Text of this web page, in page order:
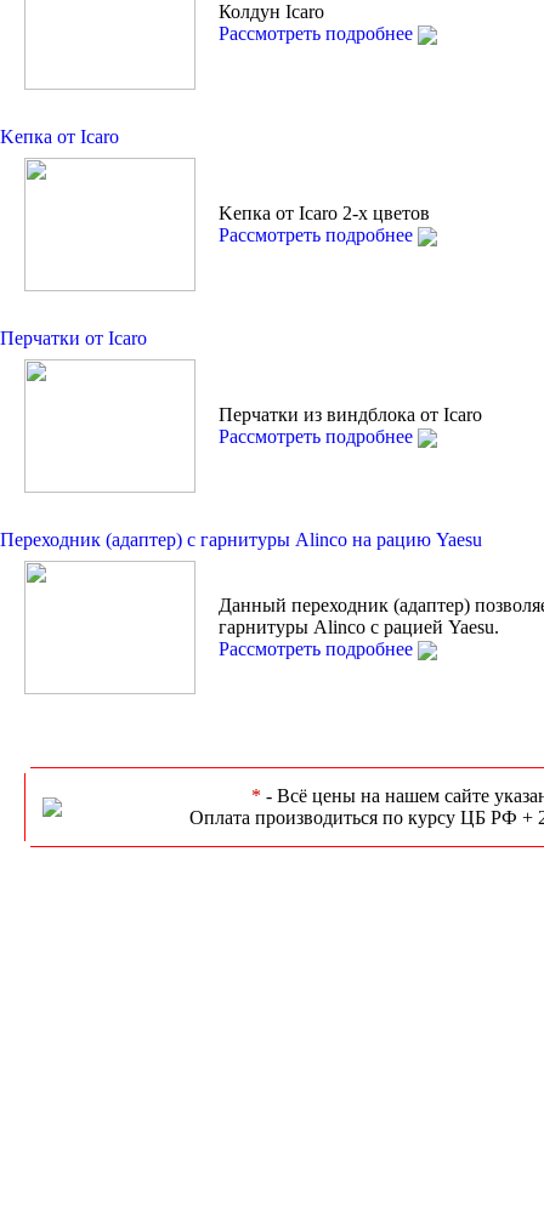
Колдун Icaro
Рассмотреть подробнее
Kепкa от Icaro
Kепкa от Icaro 2-х цветов
Рассмотреть подробнее
Перчатки от Icaro
Перчатки из виндблока от Icaro
Рассмотреть подробнее
Переходник (адаптер) с гарнитуры Alinco на рацию Yaesu
Данный переходник (адаптер)
гарнитуры Alinco с рацией Yaesu.
Рассмотреть подробнее
* - Всё цены на нашем сайте
Оплата производиться по курсу ЦБ РФ +